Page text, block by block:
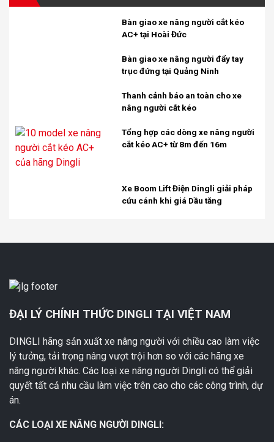
Bàn giao xe nâng người cắt kéo
AC+ tại Hoài Đức
Bàn giao xe nâng người đẩy tay
trục đứng tại Quảng Ninh
Thanh cảnh báo an toàn cho xe
nâng người cắt kéo
Tổng hợp các dòng xe nâng người
cắt kéo AC+ từ 8m đến 16m
Xe Boom Lift Điện Dingli giải pháp
cứu cánh khi giá Dầu tăng
ĐẠI LÝ CHÍNH THỨC DINGLI TẠI VIỆT NAM
DINGLI hãng sản xuất xe nâng người với chiều cao làm việc
lý tưởng, tải trọng nâng vượt trội hơn so với các hãng xe
nâng người khác. Các loại xe nâng người Dingli có thể giải
quyết tất cả nhu cầu làm việc trên cao cho các công trình, dự
án.
CÁC LOẠI XE NÂNG NGƯỜI DINGLI: